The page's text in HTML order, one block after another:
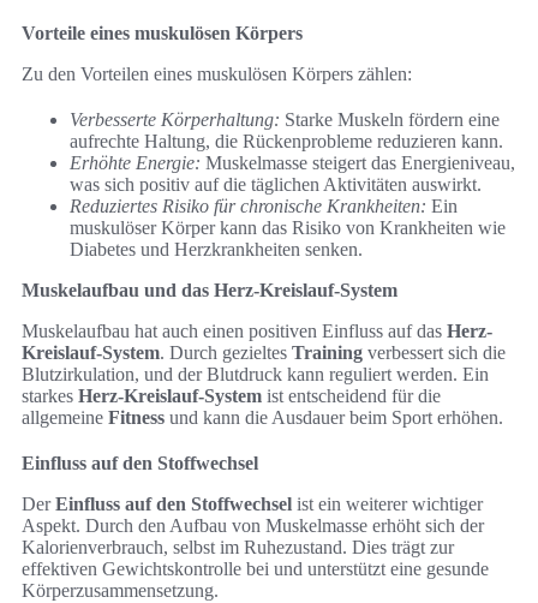
Vorteile eines muskulösen Körpers
Zu den Vorteilen eines muskulösen Körpers zählen:
Verbesserte Körperhaltung: Starke Muskeln fördern eine
aufrechte Haltung, die Rückenprobleme reduzieren kann.
Erhöhte Energie: Muskelmasse steigert das Energieniveau,
was sich positiv auf die täglichen Aktivitäten auswirkt.
Reduziertes Risiko für chronische Krankheiten: Ein
muskulöser Körper kann das Risiko von Krankheiten wie
Diabetes und Herzkrankheiten senken.
Muskelaufbau und das Herz-Kreislauf-System
Muskelaufbau hat auch einen positiven Einfluss auf das Herz-
Kreislauf-System. Durch gezieltes Training verbessert sich die
Blutzirkulation, und der Blutdruck kann reguliert werden. Ein
starkes Herz-Kreislauf-System ist entscheidend für die
allgemeine Fitness und kann die Ausdauer beim Sport erhöhen.
Einfluss auf den Stoffwechsel
DerEinfluss auf den Stoffwechsel ist ein weiterer wichtiger
Aspekt. Durch den Aufbau von Muskelmasse erhöht sich der
Kalorienverbrauch, selbst im Ruhezustand. Dies trägt zur
effektiven Gewichtskontrolle bei und unterstützt eine gesunde
Körperzusammensetzung.